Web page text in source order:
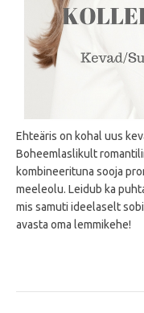
Ehteäris on kohal uus
Boheemlaslikult
kombineerituna sooja
meeleolu. Leidub ka
mis samuti ideelaselt
avasta oma lemmikehe!